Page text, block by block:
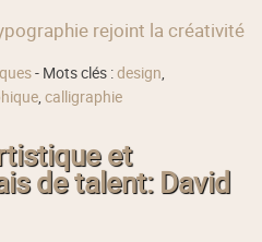
rejoint la créativité
- Mots clés :design,
,calligraphie
et
de talent: David